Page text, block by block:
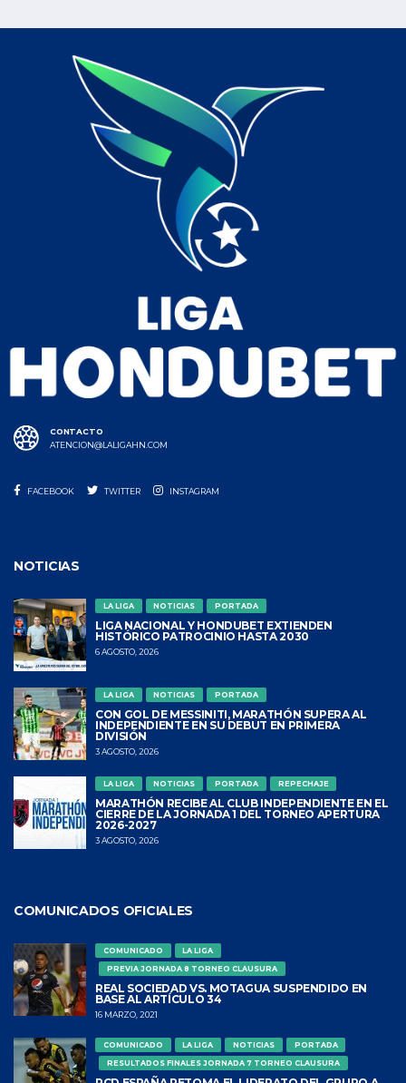
CONTACTO
ATENCION@LALIGAHN.COM
FACEBOOK TWITTER INSTAGRAM
NOTICIAS
LA LIGA NOTICIAS PORTADA
LIGA NACIONAL Y HONDUBET EXTIENDEN
HISTÓRICO PATROCINIO HASTA 2030
6 AGOSTO, 2026
LA LIGA NOTICIAS PORTADA
CON GOL DE MESSINITI, MARATHÓN SUPERA AL
INDEPENDIENTE EN SU DEBUT EN PRIMERA
DIVISIÓN
3 AGOSTO, 2026
LA LIGA NOTICIAS PORTADA REPECHAJE
MARATHÓN RECIBE AL CLUB INDEPENDIENTE EN EL
CIERRE DE LA JORNADA 1 DEL TORNEO APERTURA
2026-2027
3 AGOSTO, 2026
COMUNICADOS OFICIALES
COMUNICADO
LA LIGA
PREVIA JORNADA 8 TORNEO CLAUSURA
REAL SOCIEDAD VS. MOTAGUA SUSPENDIDO EN
BASE AL ARTÍCULO 34
16 MARZO, 2021
COMUNICADO LA LIGA NOTICIAS
PORTADA
RESULTADOS FINALES JORNADA 7 TORNEO CLAUSURA